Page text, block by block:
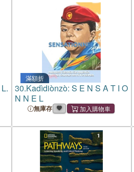
滿額折
30.Kadìdiònzò: S E N S A T I O
N N E L
無庫存